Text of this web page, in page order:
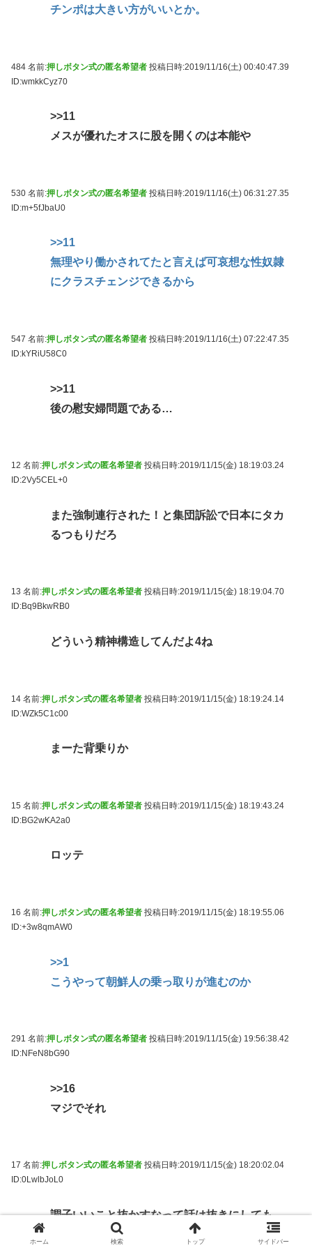
チンポは大きい方がいいとか。
484 名前:押しボタン式の匿名希望者 投稿日時:2019/11/16(土) 00:40:47.39
ID:wmkkCyz70
>>11
メスが優れたオスに股を開くのは本能や
530 名前:押しボタン式の匿名希望者 投稿日時:2019/11/16(土) 06:31:27.35
ID:m+5fJbaU0
>>11
無理やり働かされてたと言えば可哀想な性奴隷
にクラスチェンジできるから
547 名前:押しボタン式の匿名希望者 投稿日時:2019/11/16(土) 07:22:47.35
ID:kYRiU58C0
>>11
後の慰安婦問題である…
12 名前:押しボタン式の匿名希望者 投稿日時:2019/11/15(金) 18:19:03.24
ID:2Vy5CEL+0
また強制連行された！と集団訴訟で日本にタカ
るつもりだろ
13 名前:押しボタン式の匿名希望者 投稿日時:2019/11/15(金) 18:19:04.70
ID:Bq9BkwRB0
どういう精神構造してんだよ4ね
14 名前:押しボタン式の匿名希望者 投稿日時:2019/11/15(金) 18:19:24.14
ID:WZk5C1c00
まーた背乗りか
15 名前:押しボタン式の匿名希望者 投稿日時:2019/11/15(金) 18:19:43.24
ID:BG2wKA2a0
ロッテ
16 名前:押しボタン式の匿名希望者 投稿日時:2019/11/15(金) 18:19:55.06
ID:+3w8qmAW0
>>1
こうやって朝鮮人の乗っ取りが進むのか
291 名前:押しボタン式の匿名希望者 投稿日時:2019/11/15(金) 19:56:38.42
ID:NFeN8bG90
>>16
マジでそれ
17 名前:押しボタン式の匿名希望者 投稿日時:2019/11/15(金) 18:20:02.04
ID:0LwlbJoL0
調子いいこと抜かすなって話は抜きにしても
米国が厳しくなったんなら欧州か中国行ったら
ホーム 検索 トップ サイドバー